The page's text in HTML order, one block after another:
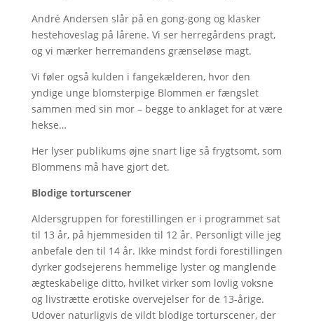
André Andersen slår på en gong-gong og klasker
hestehoveslag på lårene. Vi ser herregårdens pragt,
og vi mærker herremandens grænseløse magt.
Vi føler også kulden i fangekælderen, hvor den
yndige unge blomsterpige Blommen er fængslet
sammen med sin mor – begge to anklaget for at være
hekse…
Her lyser publikums øjne snart lige så frygtsomt, som
Blommens må have gjort det.
Blodige torturscener
Aldersgruppen for forestillingen er i programmet sat
til 13 år, på hjemmesiden til 12 år. Personligt ville jeg
anbefale den til 14 år. Ikke mindst fordi forestillingen
dyrker godsejerens hemmelige lyster og manglende
ægteskabelige ditto, hvilket virker som lovlig voksne
og livstrætte erotiske overvejelser for de 13-årige.
Udover naturligvis de vildt blodige torturscener, der